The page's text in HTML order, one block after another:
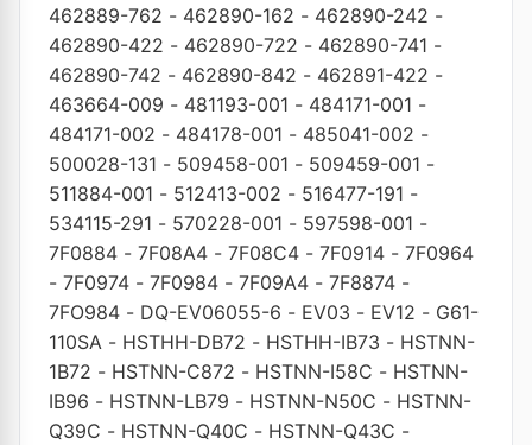
462889-762 - 462890-162 - 462890-242 -
462890-422 - 462890-722 - 462890-741 -
462890-742 - 462890-842 - 462891-422 -
463664-009 - 481193-001 - 484171-001 -
484171-002 - 484178-001 - 485041-002 -
500028-131 - 509458-001 - 509459-001 -
511884-001 - 512413-002 - 516477-191 -
534115-291 - 570228-001 - 597598-001 -
7F0884 - 7F08A4 - 7F08C4 - 7F0914 - 7F0964
- 7F0974 - 7F0984 - 7F09A4 - 7F8874 -
7FO984 - DQ-EV06055-6 - EV03 - EV12 - G61-
110SA - HSTHH-DB72 - HSTHH-IB73 - HSTNN-
1B72 - HSTNN-C872 - HSTNN-I58C - HSTNN-
IB96 - HSTNN-LB79 - HSTNN-N50C - HSTNN-
Q39C - HSTNN-Q40C - HSTNN-Q43C -